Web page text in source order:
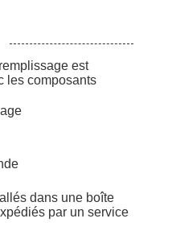
est
les composants
dans une boîte
par un service